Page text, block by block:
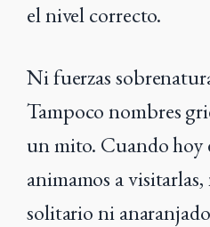
el nivel correcto.
Ni fuerzas
Tampoco nombres
un mito. Cuando hoy
animamos a
solitario ni